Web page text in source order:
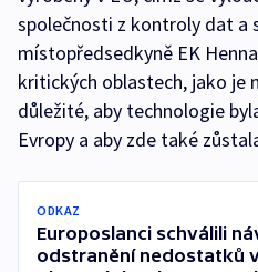
společnosti z kontroly dat a
místopředsedkyně EK
kritických oblastech, jako je
důležité, aby technologie
Evropy a aby zde také
ODKAZ
Europoslanci schválili
odstranění nedostatků